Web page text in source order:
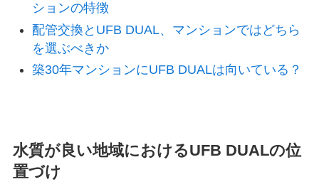
ションの特徴
配管交換とUFB DUAL、マンションではどちら
を選ぶべきか
築30年マンションにUFB DUALは向いている？
水質が良い地域におけるUFB DUALの位
置づけ